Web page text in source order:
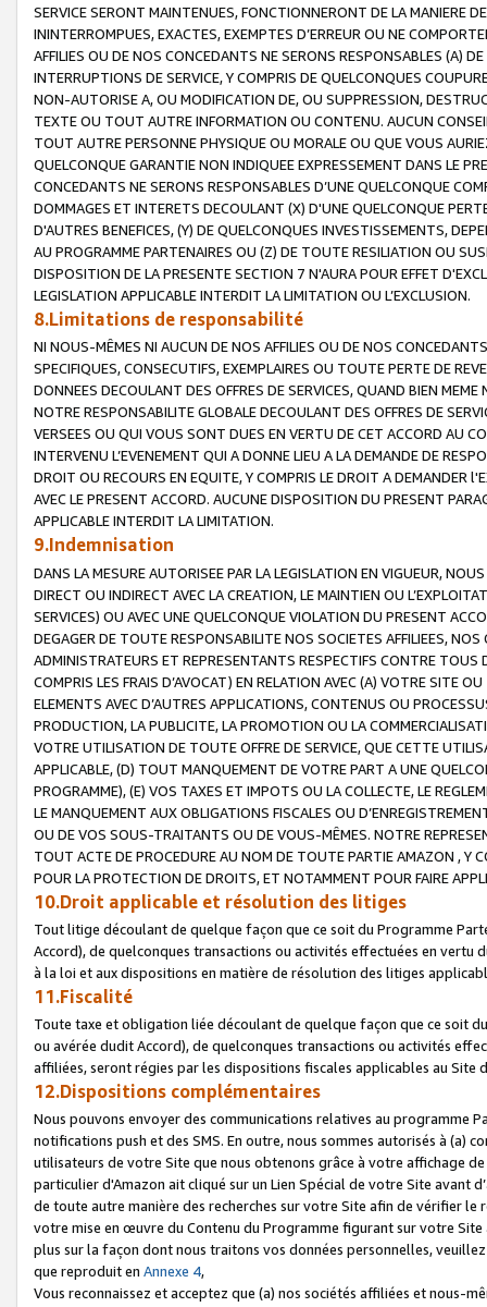
SERVICE SERONT MAINTENUES, FONCTIONNERONT DE LA MANIERE
ININTERROMPUES, EXACTES, EXEMPTES D’ERREUR OU NE
AFFILIES OU DE NOS CONCEDANTS NE SERONS RESPONSABLES (A)
INTERRUPTIONS DE SERVICE, Y COMPRIS DE QUELCONQUES
NON-AUTORISE A, OU MODIFICATION DE, OU SUPPRESSION,
TEXTE OU TOUT AUTRE INFORMATION OU CONTENU. AUCUN
TOUT AUTRE PERSONNE PHYSIQUE OU MORALE OU QUE VOUS
QUELCONQUE GARANTIE NON INDIQUEE EXPRESSEMENT DANS LE
CONCEDANTS NE SERONS RESPONSABLES D’UNE QUELCONQUE
DOMMAGES ET INTERETS DECOULANT (X) D'UNE QUELCONQUE
D'AUTRES BENEFICES, (Y) DE QUELCONQUES INVESTISSEMENTS,
AU PROGRAMME PARTENAIRES OU (Z) DE TOUTE RESILIATION OU
DISPOSITION DE LA PRESENTE SECTION 7 N'AURA POUR EFFET
LEGISLATION APPLICABLE INTERDIT LA LIMITATION OU L’EXCLUSION.
8.Limitations de responsabilité
NI NOUS-MÊMES NI AUCUN DE NOS AFFILIES OU DE NOS
SPECIFIQUES, CONSECUTIFS, EXEMPLAIRES OU TOUTE PERTE DE
DONNEES DECOULANT DES OFFRES DE SERVICES, QUAND BIEN
NOTRE RESPONSABILITE GLOBALE DECOULANT DES OFFRES DE
VERSEES OU QUI VOUS SONT DUES EN VERTU DE CET ACCORD AU
INTERVENU L’EVENEMENT QUI A DONNE LIEU A LA DEMANDE DE
DROIT OU RECOURS EN EQUITE, Y COMPRIS LE DROIT A DEMANDER
AVEC LE PRESENT ACCORD. AUCUNE DISPOSITION DU PRESENT
APPLICABLE INTERDIT LA LIMITATION.
9.Indemnisation
DANS LA MESURE AUTORISEE PAR LA LEGISLATION EN VIGUEUR,
DIRECT OU INDIRECT AVEC LA CREATION, LE MAINTIEN OU
SERVICES) OU AVEC UNE QUELCONQUE VIOLATION DU PRESENT
DEGAGER DE TOUTE RESPONSABILITE NOS SOCIETES AFFILIEES,
ADMINISTRATEURS ET REPRESENTANTS RESPECTIFS CONTRE
COMPRIS LES FRAIS D’AVOCAT) EN RELATION AVEC (A) VOTRE SITE
ELEMENTS AVEC D’AUTRES APPLICATIONS, CONTENUS OU
PRODUCTION, LA PUBLICITE, LA PROMOTION OU LA
VOTRE UTILISATION DE TOUTE OFFRE DE SERVICE, QUE CETTE
APPLICABLE, (D) TOUT MANQUEMENT DE VOTRE PART A UNE
PROGRAMME), (E) VOS TAXES ET IMPOTS OU LA COLLECTE, LE
LE MANQUEMENT AUX OBLIGATIONS FISCALES OU
OU DE VOS SOUS-TRAITANTS OU DE VOUS-MÊMES. NOTRE
TOUT ACTE DE PROCEDURE AU NOM DE TOUTE PARTIE AMAZON , Y
POUR LA PROTECTION DE DROITS, ET NOTAMMENT POUR FAIRE
10.Droit applicable et résolution des litiges
Tout litige découlant de quelque façon que ce soit du Programme
Accord), de quelconques transactions ou activités effectuées en vertu
à la loi et aux dispositions en matière de résolution des litiges
11.Fiscalité
Toute taxe et obligation liée découlant de quelque façon que ce soit
ou avérée dudit Accord), de quelconques transactions ou activités
affiliées, seront régies par les dispositions fiscales applicables au Site
12.Dispositions complémentaires
Nous pouvons envoyer des communications relatives au programme
notifications push et des SMS. En outre, nous sommes autorisés à
utilisateurs de votre Site que nous obtenons grâce à votre affichage
particulier d'Amazon ait cliqué sur un Lien Spécial de votre Site avant
de toute autre manière des recherches sur votre Site afin de vérifier
votre mise en œuvre du Contenu du Programme figurant sur votre
plus sur la façon dont nous traitons vos données personnelles,
que reproduit en Annexe 4,
Vous reconnaissez et acceptez que (a) nos sociétés affiliées et nous-